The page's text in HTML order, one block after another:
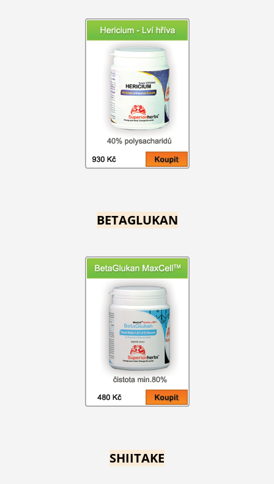
BETAGLUKAN
SHIITAKE